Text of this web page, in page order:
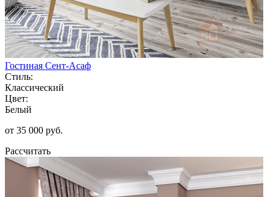
Гостиная Сент-Асаф
Стиль:
Классический
Цвет:
Белый
от 35 000 руб.
Рассчитать